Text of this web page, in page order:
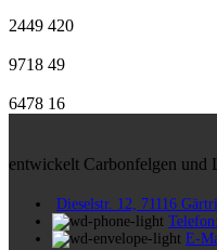
2449 420
9718 49
6478 16
entwickelt Carbonfelgen und
Dieselstr. 12, 71116
E-